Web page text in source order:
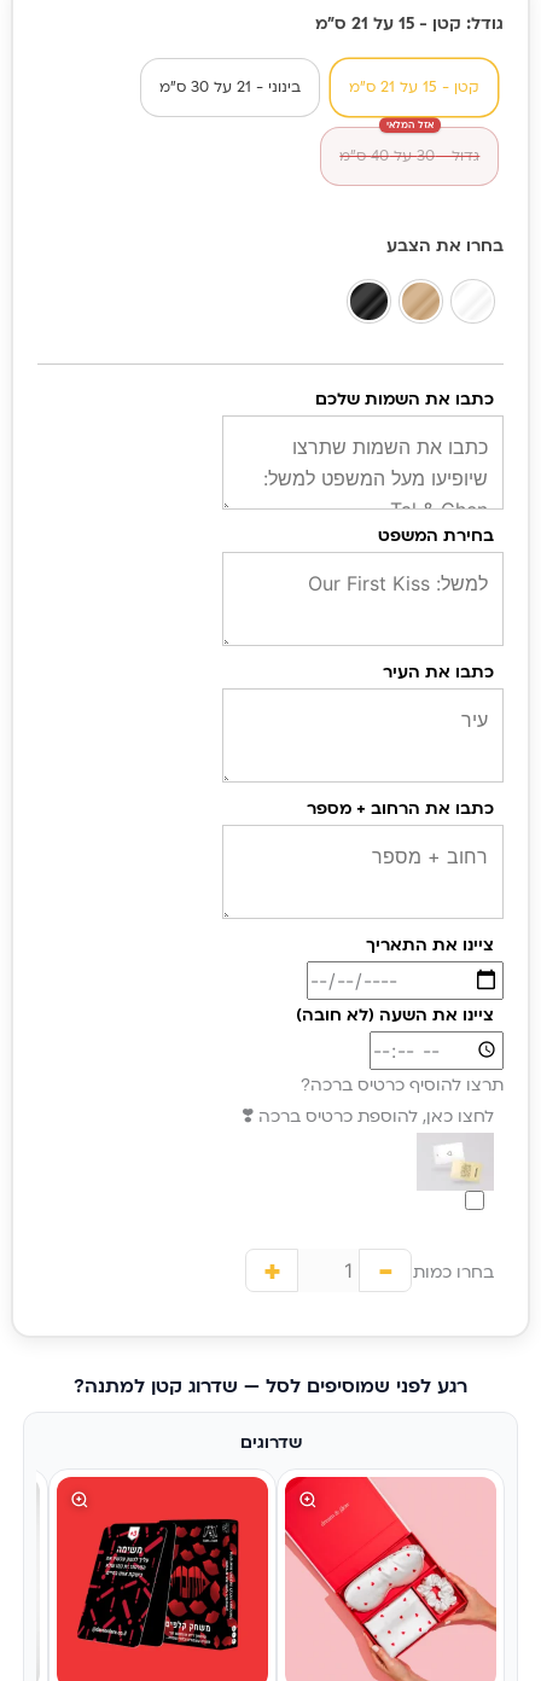
גודל: קטן - 15 על 21 ס״מ
קטן - 15 על 21 ס״מ בינוני - 21 על 30 ס״מ
גדול - 30 על 40 ס״מ
אזל המלאי
בחרו את הצבע
כתבו את השמות שלכם
בחירת המשפט
כתבו את העיר
כתבו את הרחוב + מספר
ציינו את התאריך
ציינו את השעה (לא חובה)
תרצו להוסיף כרטיס ברכה?
לחצו כאן, להוספת כרטיס ברכה ❣️
בחרו כמות -
של
מפת
כוכבים
דגם
אהבה
כחול
+
רגע לפני שמוסיפים לסל — שדרוג קטן למתנה?
שדרוגים